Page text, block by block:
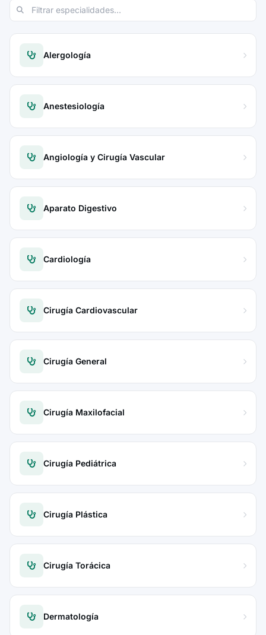
Alergología
Anestesiología
Angiología y Cirugía Vascular
Aparato Digestivo
Cardiología
Cirugía Cardiovascular
Cirugía General
Cirugía Maxilofacial
Cirugía Pediátrica
Cirugía Plástica
Cirugía Torácica
Dermatología